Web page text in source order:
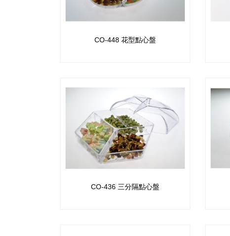
CO-448 花型點心盤
CO-436 三分隔點心盤